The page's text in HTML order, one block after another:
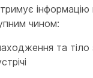
інформацію
чином:
та